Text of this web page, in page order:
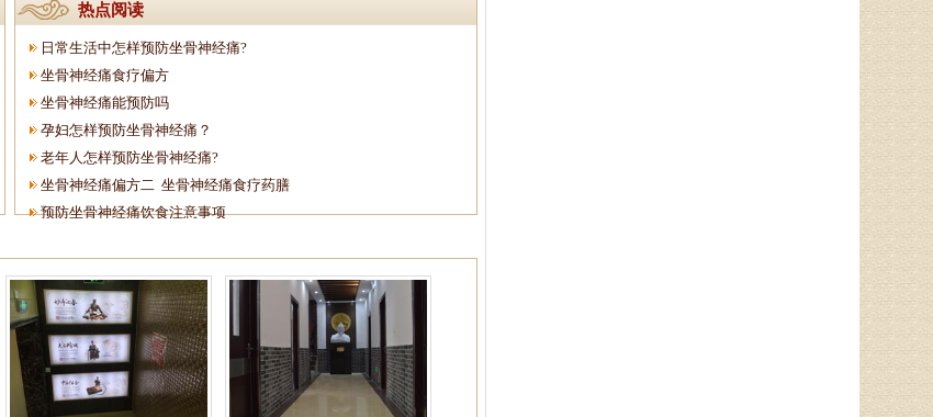
热点阅读
日常生活中怎样预防坐骨神经痛?
坐骨神经痛食疗偏方
坐骨神经痛能预防吗
孕妇怎样预防坐骨神经痛？
老年人怎样预防坐骨神经痛?
坐骨神经痛偏方二 坐骨神经痛食疗药膳
预防坐骨神经痛饮食注意事项